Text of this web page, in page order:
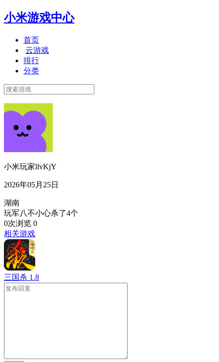
小米游戏中心
首页
云游戏
排行
分类
小米玩家llvKjY
2026年05月25日
湖南
玩军八不小心杀了4个
0次浏览 0
相关游戏
三国杀 1.8